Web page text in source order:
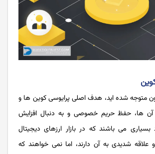
متوجه شده اید، هدف اصلی پرایوسی کوین ها و
آن ها، حفظ حریم خصوصی و به دنبال افزایش
می باشند که در بازار ارزهای دیجیتال
شدیدی به آن دارند، اما نمی خواهند که